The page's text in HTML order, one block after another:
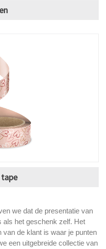
we dat de presentatie van
als het geschenk zelf. Het
de klant is waar je punten
een uitgebreide collectie van